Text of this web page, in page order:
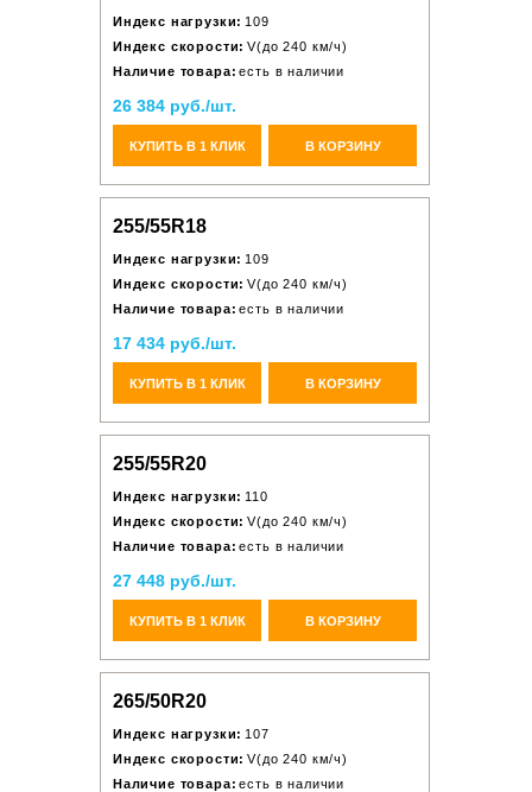
Индекс нагрузки: 109
Индекс скорости: V(до 240 км/ч)
Наличие товара: есть в наличии
26 384 руб./шт.
КУПИТЬ В 1 КЛИК В КОРЗИНУ
255/55R18
Индекс нагрузки: 109
Индекс скорости: V(до 240 км/ч)
Наличие товара: есть в наличии
17 434 руб./шт.
КУПИТЬ В 1 КЛИК В КОРЗИНУ
255/55R20
Индекс нагрузки: 110
Индекс скорости: V(до 240 км/ч)
Наличие товара: есть в наличии
27 448 руб./шт.
КУПИТЬ В 1 КЛИК В КОРЗИНУ
265/50R20
Индекс нагрузки: 107
Индекс скорости: V(до 240 км/ч)
Наличие товара: есть в наличии